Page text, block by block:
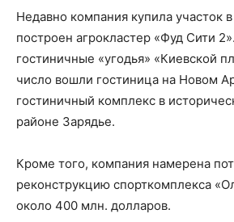
Недавно компания купила участок
построен агрокластер «Фуд Сити
гостиничные «угодья» «Киевской
число вошли гостиница на Новом
гостиничный комплекс в
районе Зарядье.
Кроме того, компания намерена
реконструкцию спорткомплекса
около 400 млн. долларов.